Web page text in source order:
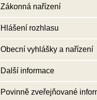
Zákonná nařízení
Hlášení rozhlasu
Obecní vyhlášky a nařízení
Další informace
Povinně zveřejňované